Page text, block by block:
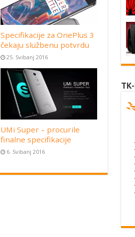
Specifikacije za OnePlus 3
čekaju službenu potvrdu
25. Svibanj 2016
UMi Super – procurile
finalne specifikacije
6. Svibanj 2016